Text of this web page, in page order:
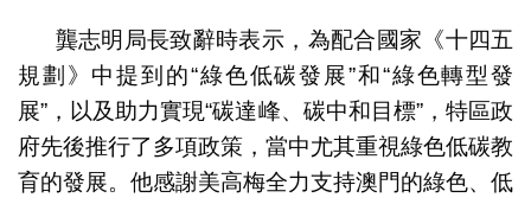
龔志明局長致辭時表示，為配合國家《十四五
規劃》中提到的“綠色低碳發展”和“綠色轉型發
展”，以及助力實現“碳達峰、碳中和目標”，特區政
府先後推行了多項政策，當中尤其重視綠色低碳教
育的發展。他感謝美高梅全力支持澳門的綠色、低